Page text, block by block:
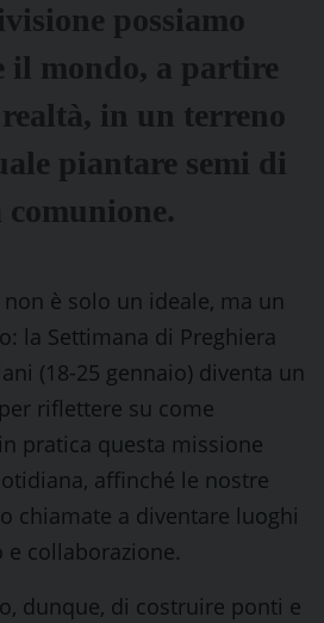
possiamo
il mondo, a partire
in un terreno
piantare semi di
comunione.
non è solo un ideale, ma un
la Settimana di Preghiera
(18-25 gennaio) diventa un
riflettere su come
pratica questa missione
affinché le nostre
chiamate a diventare luoghi
collaborazione.
dunque, di costruire ponti e